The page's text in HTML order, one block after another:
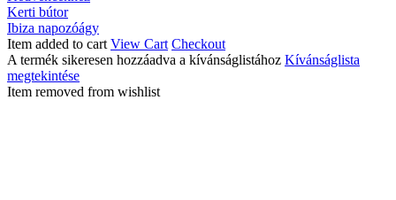
napozóágy
Kerti bútor
Ibiza napozóágy
Item added to cart View Cart Checkout
A termék sikeresen hozzáadva a kívánságlistához Kívánságlista
megtekintése
Item removed from wishlist